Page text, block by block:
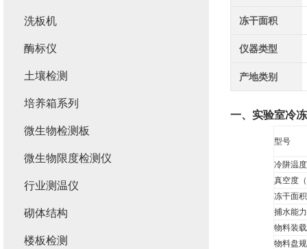
冻干面积
仪器类型
产地类别
一、 实验室冷
型号
冷阱温
真空度
冻干面
捕水能
物料装
物料盘
洗板机
酶标仪
土壤检测
培养箱系列
微生物检测板
微生物限度检测仪
行业测温仪
砌体结构
楼板检测